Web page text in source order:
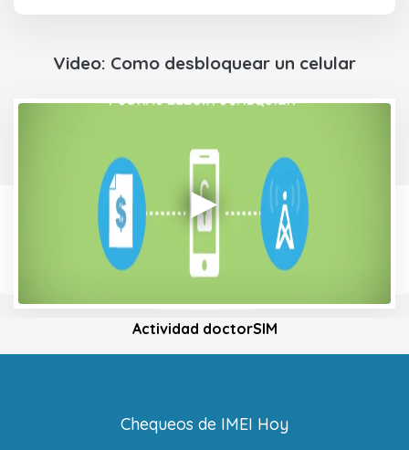
Video: Como desbloquear un celular
Actividad doctorSIM
Chequeos de IMEI Hoy